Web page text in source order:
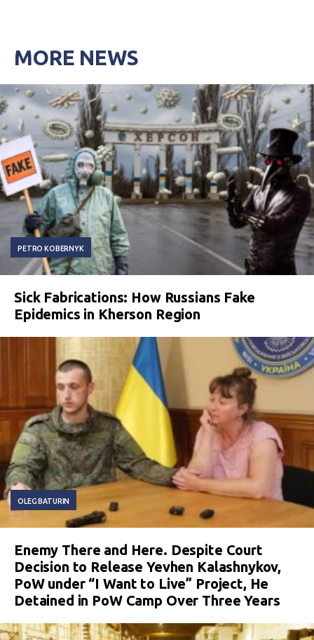
MORE NEWS
PETRO KOBERNYK
Sick Fabrications: How Russians Fake
Epidemics in Kherson Region
OLEG BATURIN
Enemy There and Here. Despite Court
Decision to Release Yevhen Kalashnykov,
PoW under “I Want to Live” Project, He
Detained in PoW Camp Over Three Years